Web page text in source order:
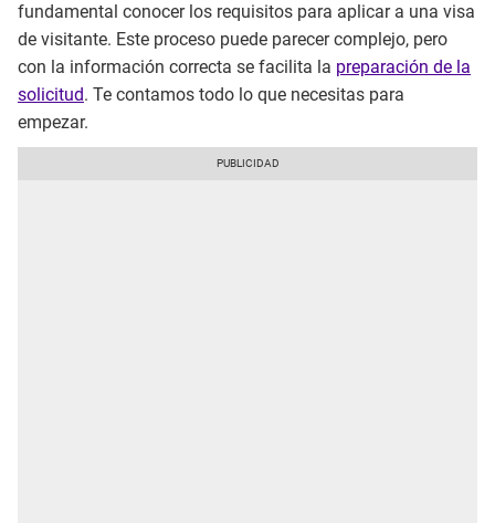
fundamental conocer los requisitos para aplicar a una visa
de visitante. Este proceso puede parecer complejo, pero
con la información correcta se facilita la preparación de la
solicitud. Te contamos todo lo que necesitas para
empezar.